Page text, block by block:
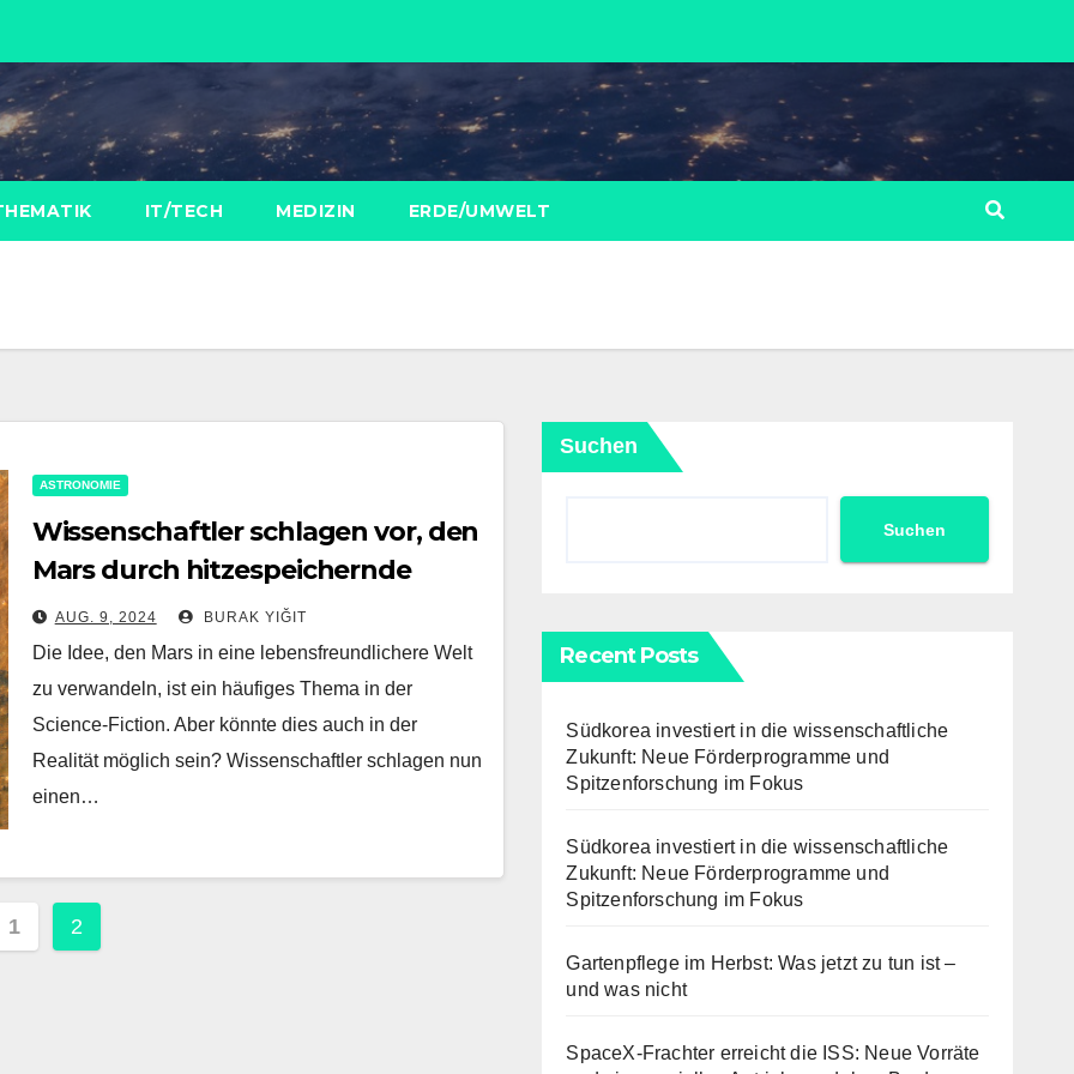
IT/TECH MEDIZIN ERDE/UMWELT
ASTRONOMIE
Wissenschaftler schlagen vor, den
Mars durch hitzespeichernde
‚Glitzerpartikel‘ zu erwärmen
AUG. 9, 2024 BURAK YIĞIT
Die Idee, den Mars in eine lebensfreundlichere Welt
zu verwandeln, ist ein häufiges Thema in der
Science-Fiction. Aber könnte dies auch in der
Realität möglich sein? Wissenschaftler schlagen nun
einen…
1 2
Suchen
Suchen
Recent Posts
Südkorea investiert in die wissenschaftliche
Zukunft: Neue Förderprogramme und
Spitzenforschung im Fokus
Südkorea investiert in die wissenschaftliche
Zukunft: Neue Förderprogramme und
Spitzenforschung im Fokus
Gartenpflege im Herbst: Was jetzt zu tun ist –
und was nicht
SpaceX-Frachter erreicht die ISS: Neue Vorräte